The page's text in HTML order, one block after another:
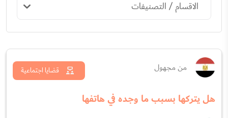
الاقسام / التصنيفات
من مجهول
هل يتركها بسبب ما وجده في هاتفها
قضايا اجتماعية